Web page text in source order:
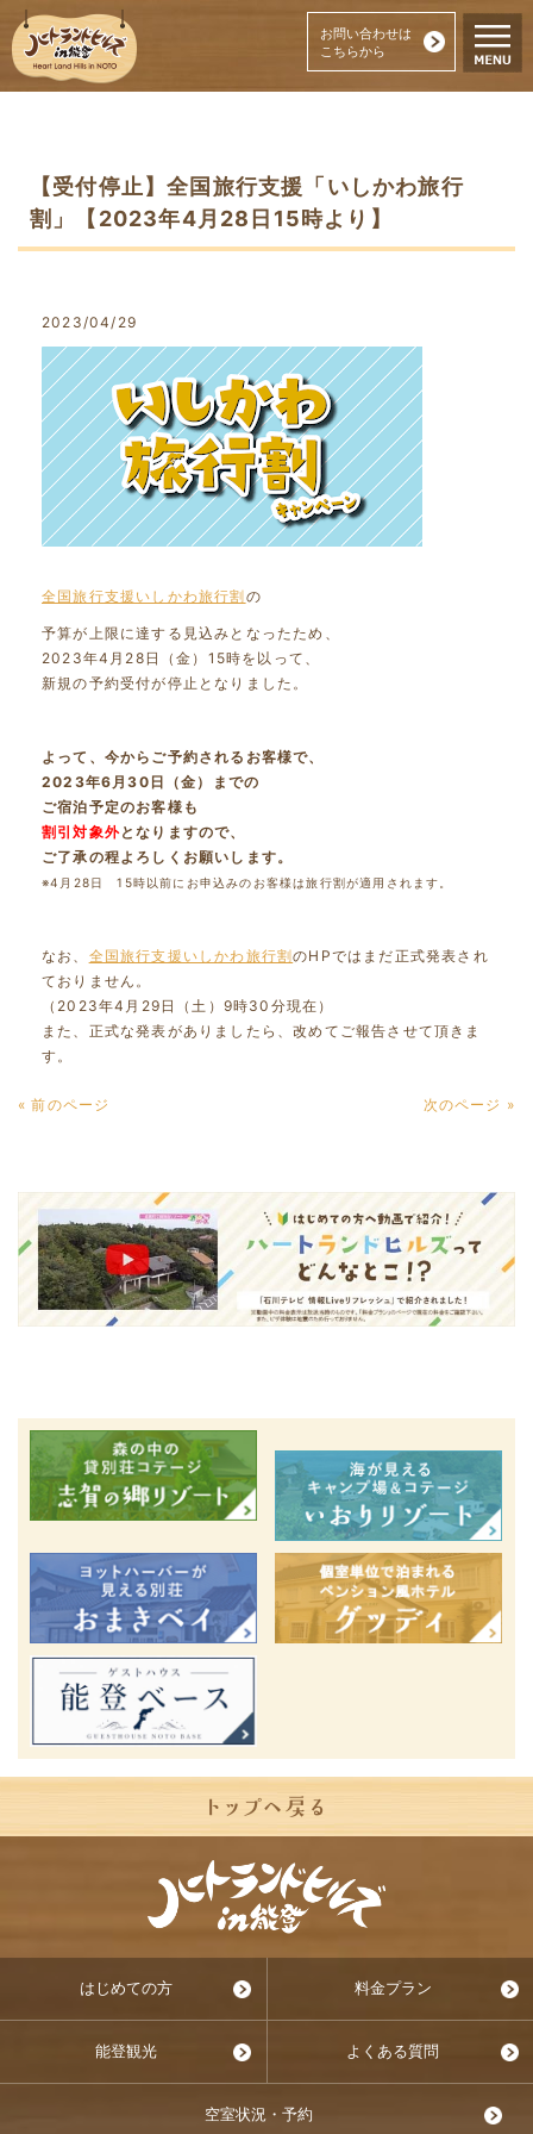
お問い合わせは
こちらから
【受付停止】全国旅行支援「いしかわ旅行
割」【2023年4月28日15時より】
2023/04/29
全国旅行支援いしかわ旅行割の
予算が上限に達する見込みとなったため、
2023年4月28日（金）15時を以って、
新規の予約受付が停止となりました。
よって、今からご予約されるお客様で、
2023年6月30日（金）までの
ご宿泊予定のお客様も
割引対象外となりますので、
ご了承の程よろしくお願いします。
※4月28日 15時以前にお申込みのお客様は旅行割が適用されます。
なお、 全国旅行支援いしかわ旅行割のHPではまだ正式発表され
ておりません。
（2023年4月29日（土）9時30分現在）
また、正式な発表がありましたら、改めてご報告させて頂きま
す。
« 前のページ 次のページ »
はじめての方 料金プラン
能登観光 よくある質問
空室状況・予約